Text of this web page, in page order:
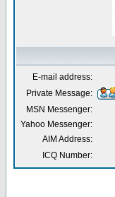
E-mail address:
Private Message:
MSN Messenger:
Yahoo Messenger:
AIM Address:
ICQ Number: